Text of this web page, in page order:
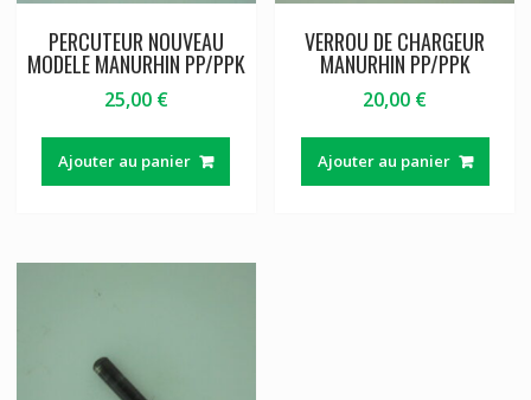
PERCUTEUR NOUVEAU
MODELE MANURHIN PP/PPK
25,00 €
Ajouter au panier
VERROU DE CHARGEUR
MANURHIN PP/PPK
20,00 €
Ajouter au panier